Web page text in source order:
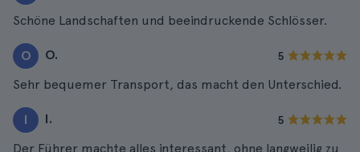
Schöne Landschaften und beeindruckende Schlösser.
O O. 5
Sehr bequemer Transport, das macht den Unterschied.
I I. 5
Der Führer machte alles interessant, ohne langweilig zu